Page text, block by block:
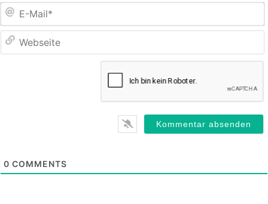
0 COMMENTS